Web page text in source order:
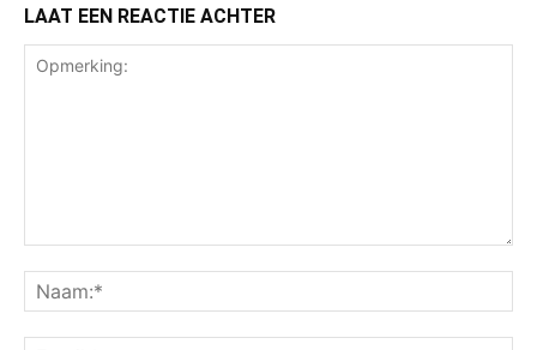
LAAT EEN REACTIE ACHTER